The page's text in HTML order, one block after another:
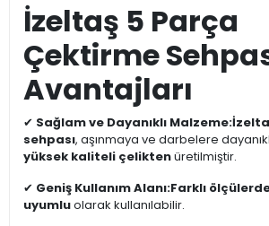
İzeltaş 5 Parça
Çektirme
Avantajları
✔ Sağlam ve Dayanıklı Malzeme:
sehpası, aşınmaya ve darbelere
yüksek kaliteli çeliktenüretilmiştir.
✔ Geniş Kullanım Alanı:Farklı
uyumluolarak kullanılabilir.